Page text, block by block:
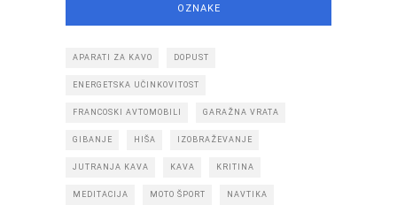
OZNAKE
APARATI ZA KAVO DOPUST
ENERGETSKA UČINKOVITOST
FRANCOSKI AVTOMOBILI GARAŽNA VRATA
GIBANJE HIŠA IZOBRAŽEVANJE
JUTRANJA KAVA KAVA KRITINA
MEDITACIJA MOTO ŠPORT NAVTIKA